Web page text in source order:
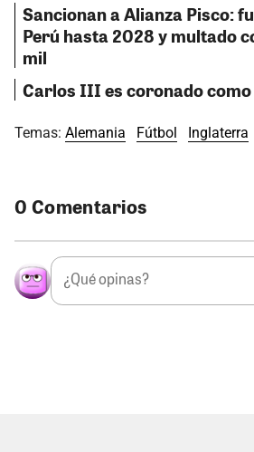
Sancionan a Alianza Pisco:
Perú hasta 2028 y multado
mil
Carlos III es coronado
Temas: Alemania Fútbol Inglaterra
0 Comentarios